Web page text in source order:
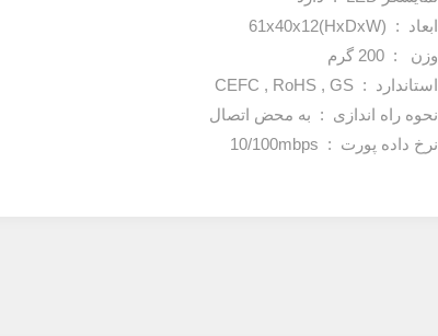
ابعاد : (61x40x12(HxDxW
وزن : 200 گرم
استاندارد : CEFC , RoHS , GS
نحوه راه اندازی : به محض اتصال
نرخ داده پورت : 10/100mbps